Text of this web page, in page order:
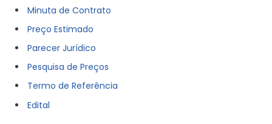
Minuta de Contrato
Preço Estimado
Parecer Jurídico
Pesquisa de Preços
Termo de Referência
Edital